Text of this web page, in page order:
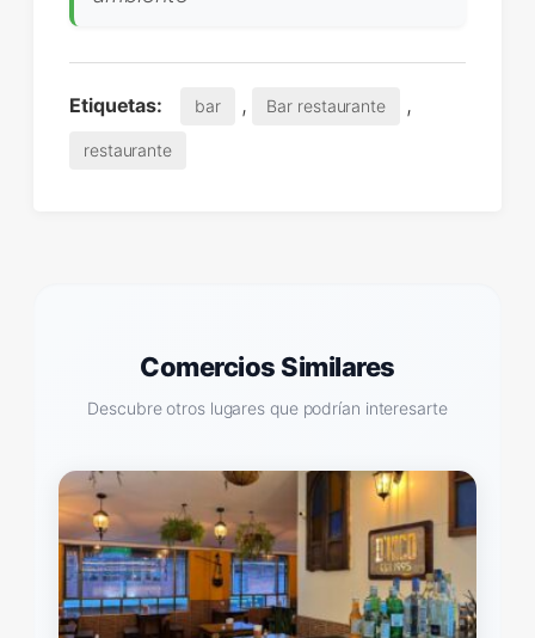
Etiquetas: bar , Bar restaurante ,
restaurante
Comercios Similares
Descubre otros lugares que podrían interesarte